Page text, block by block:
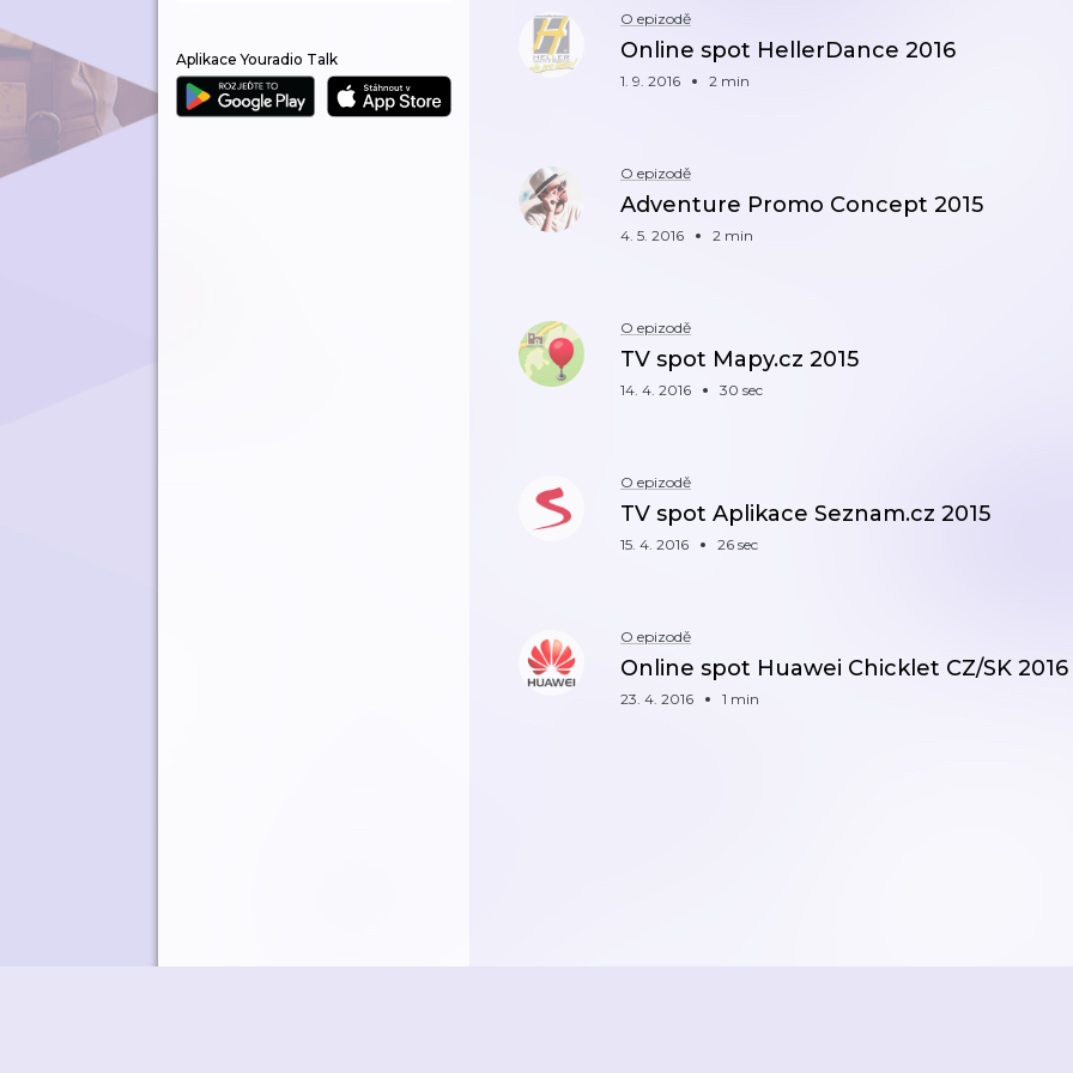
Aplikace Youradio Talk
O epizodě
Online spot HellerDance 2016
1. 9. 2016 2 min
O epizodě
Adventure Promo Concept 2015
4. 5. 2016 2 min
O epizodě
TV spot Mapy.cz 2015
14. 4. 2016 30 sec
O epizodě
TV spot Aplikace Seznam.cz 2015
15. 4. 2016 26 sec
O epizodě
Online spot Huawei Chicklet CZ/SK 2016
23. 4. 2016 1 min